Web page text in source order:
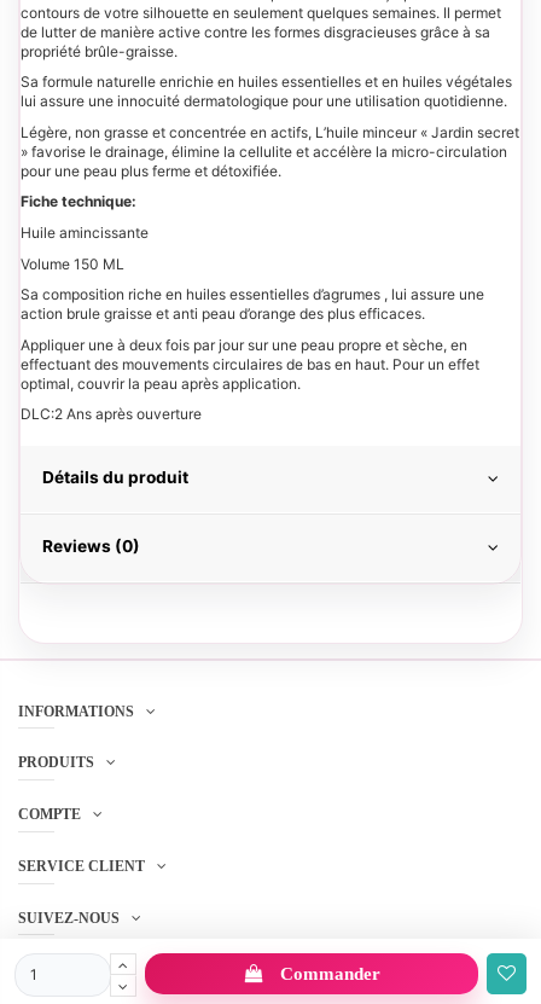
Commander
contours de votre silhouette en seulement quelques semaines. Il permet
de lutter de manière active contre les formes disgracieuses grâce à sa
propriété brûle-graisse.
Sa formule naturelle enrichie en huiles essentielles et en huiles végétales
lui assure une innocuité dermatologique pour une utilisation quotidienne.
Légère, non grasse et concentrée en actifs, L’huile minceur « Jardin secret
» favorise le drainage, élimine la cellulite et accélère la micro-circulation
pour une peau plus ferme et détoxifiée.
Fiche technique:
Huile amincissante
Volume 150 ML
Sa composition riche en huiles essentielles d’agrumes , lui assure une
action brule graisse et anti peau d’orange des plus efficaces.
Appliquer une à deux fois par jour sur une peau propre et sèche, en
effectuant des mouvements circulaires de bas en haut. Pour un effet
optimal, couvrir la peau après application.
DLC:2 Ans après ouverture
Détails du produit
Reviews (0)
INFORMATIONS
PRODUITS
COMPTE
SERVICE CLIENT
SUIVEZ-NOUS